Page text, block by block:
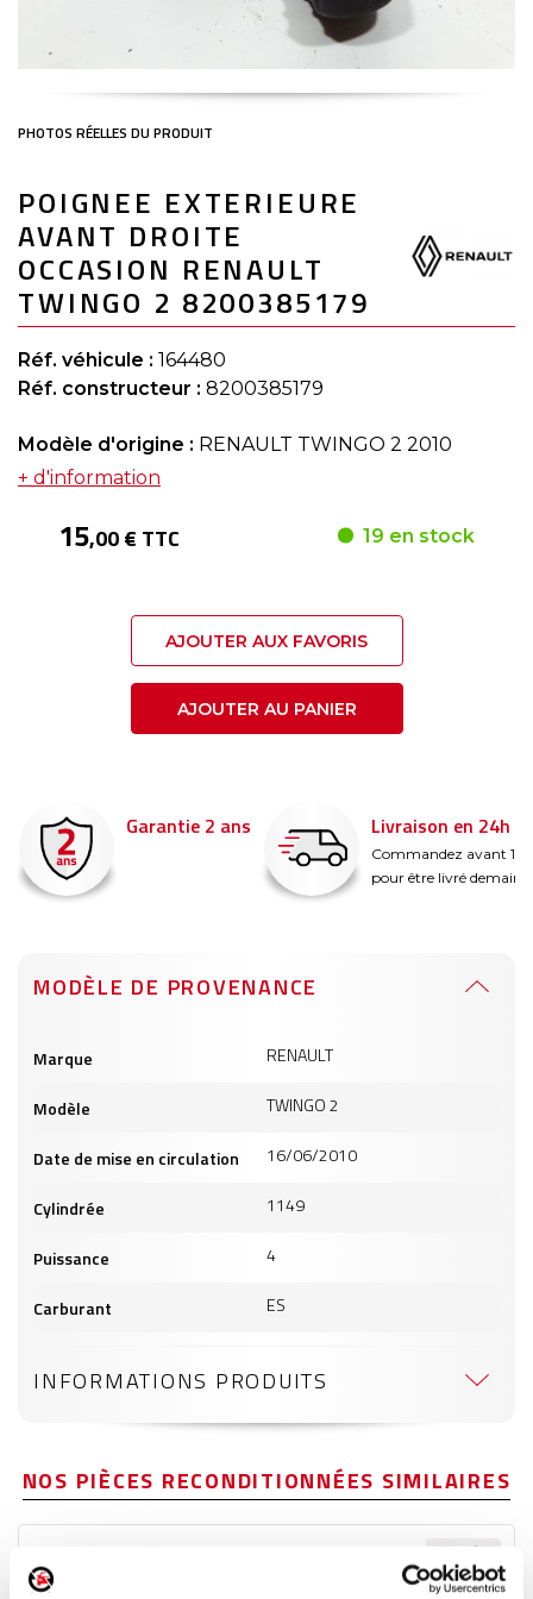
to
the
beginning
of
the
images
gallery
POIGNEE EXTERIEURE
AVANT DROITE
OCCASION RENAULT
TWINGO 2 8200385179
Réf. véhicule : 164480
Réf. constructeur : 8200385179
Modèle d'origine : RENAULT TWINGO 2 2010
+ d'information
15,00 € TTC 19 en stock
AJOUTER AUX FAVORIS
AJOUTER AU PANIER
Garantie 2 ans Livraison en 24h
Commandez avant 14h
pour être livré demain !
MODÈLE DE PROVENANCE
produits
Marque RENAULT
Modèle TWINGO 2
Date de mise en circulation 16/06/2010
Cylindrée 1149
Puissance 4
Carburant ES
INFORMATIONS PRODUITS
NOS PIÈCES RECONDITIONNÉES SIMILAIRES